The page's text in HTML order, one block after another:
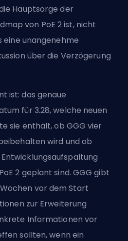
Hauptsorge der
von PoE 2 ist, nicht
eine unangenehme
über die Verzögerung
ist: das genaue
für 3.28, welche neuen
sie enthält, ob GGG vier
wird und ob
2 geplant sind. GGG gibt
vor dem Start
zur Erweiterung
Informationen vor
sollten, wenn ein